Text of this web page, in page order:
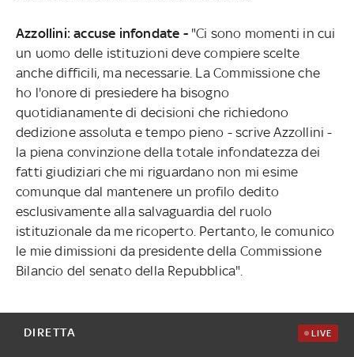
Azzollini: accuse infondate - "Ci sono momenti in cui
un uomo delle istituzioni deve compiere scelte
anche difficili, ma necessarie. La Commissione che
ho l'onore di presiedere ha bisogno
quotidianamente di decisioni che richiedono
dedizione assoluta e tempo pieno - scrive Azzollini -
la piena convinzione della totale infondatezza dei
fatti giudiziari che mi riguardano non mi esime
comunque dal mantenere un profilo dedito
esclusivamente alla salvaguardia del ruolo
istituzionale da me ricoperto. Pertanto, le comunico
le mie dimissioni da presidente della Commissione
Bilancio del senato della Repubblica".
DIRETTA LIVE